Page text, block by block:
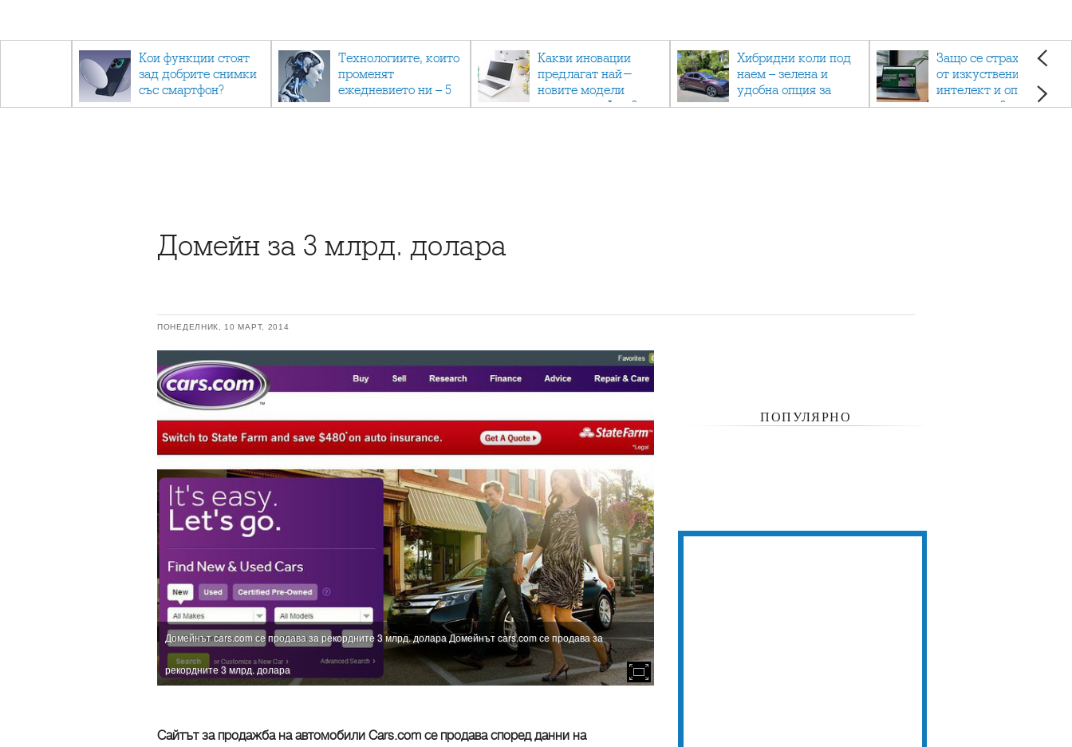
Кои функции стоят
зад добрите снимки
със смартфон?
Технологиите, които
променят
ежедневието ни – 5
иновации, които вече
Какви иновации
предлагат най-
новите модели
лаптопи на Acer?
Хибридни коли под
наем – зелена и
удобна опция за
пътуване
Защо се страхуваме
от изкуствения
интелект и опасен ли
е наистина?
Домейн за 3 млрд. долара
ПОНЕДЕЛНИК, 10 МАРТ, 2014
Домейнът cars.com се продава за рекордните 3 млрд. долара Домейнът cars.com се продава за
рекордните 3 млрд. долара
Сайтът за продажба на автомобили Cars.com се продава според данни на
ПОПУЛЯРНО